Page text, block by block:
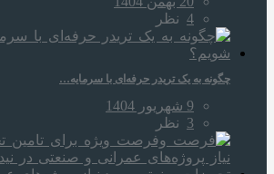
4 نظر
چگونه به یک تریدر حرفه‌ای با سرمایه…
9 شهریور 1404
3 نظر